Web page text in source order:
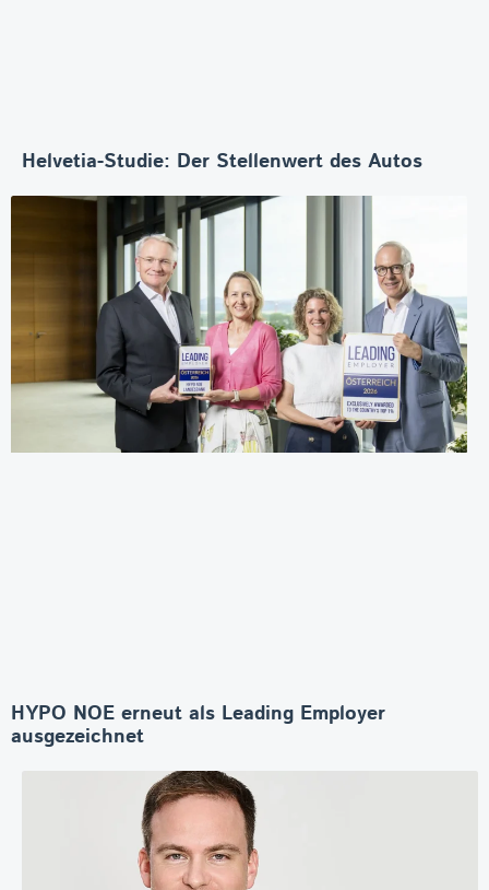
Helvetia-Studie: Der Stellenwert des Autos
HYPO NOE erneut als Leading Employer
ausgezeichnet